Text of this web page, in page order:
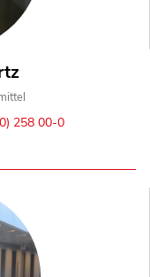
258 00-0